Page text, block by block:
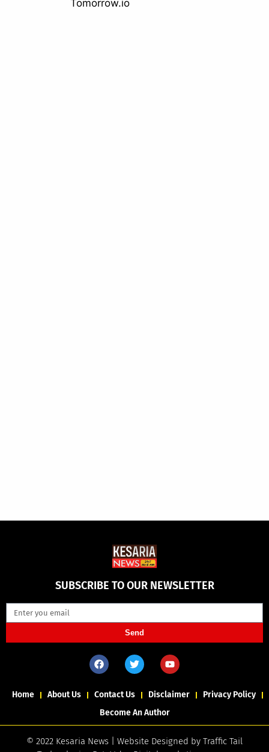
SUBSCRIBE TO OUR NEWSLETTER
Send
Home About Us Contact Us Disclaimer
Privacy Policy
Become An Author
© 2022 Kesaria News | Website Designed by Traffic Tail